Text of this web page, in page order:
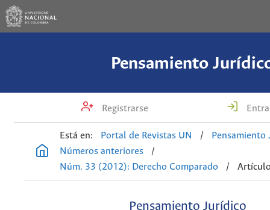
Pensamiento
Registrarse
Está en: Portal de Revistas UN /
Pensamiento
Números anteriores
/
Núm. 33 (2012): Derecho Comparado
/
Pensamiento Jurídico